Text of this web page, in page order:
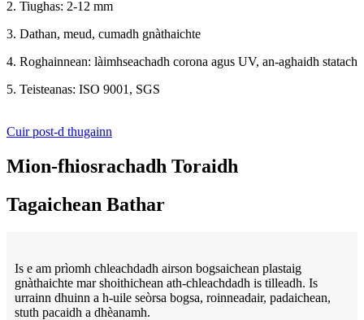
2. Tiughas: 2-12 mm
3. Dathan, meud, cumadh gnàthaichte
4. Roghainnean: làimhseachadh corona agus UV, an-aghaidh statach
5. Teisteanas: ISO 9001, SGS
Cuir post-d thugainn
Mion-fhiosrachadh Toraidh
Tagaichean Bathar
Is e am prìomh chleachdadh airson bogsaichean plastaig
gnàthaichte mar shoithichean ath-chleachdadh is tilleadh. Is
urrainn dhuinn a h-uile seòrsa bogsa, roinneadair, padaichean,
stuth pacaidh a dhèanamh.